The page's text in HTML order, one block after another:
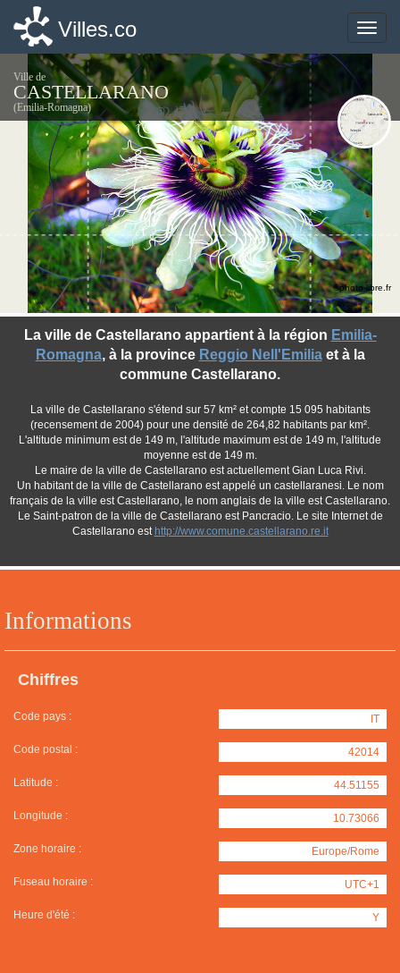
Toggle
Villes.co
Ville de
CASTELLARANO
(Emilia-Romagna)
Informations
Chiffres
Code pays : IT
Code postal : 42014
Latitude : 44.51155
Longitude : 10.73066
Zone horaire : Europe/Rome
Fuseau horaire : UTC+1
Heure d'été : Y
La ville de Castellarano appartient à la région Emilia-
Romagna, à la province Reggio Nell'Emiliaet à la
commune Castellarano.
La ville de Castellarano s'étend sur 57 km² et compte 15 095 habitants
(recensement de 2004) pour une densité de 264,82 habitants par km².
L'altitude minimum est de 149 m, l'altitude maximum est de 149 m, l'altitude
moyenne est de 149 m.
Le maire de la ville de Castellarano est actuellement Gian Luca Rivi.
Un habitant de la ville de Castellarano est appelé un castellaranesi. Le nom
français de la ville est Castellarano, le nom anglais de la ville est Castellarano.
Le Saint-patron de la ville de Castellarano est Pancracio. Le site Internet de
Castellarano est http://www.comune.castellarano.re.it
©photo-libre.fr
Toggle
Villes.co